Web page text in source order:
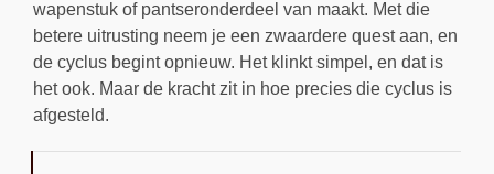
wapenstuk of pantseronderdeel van maakt. Met die
betere uitrusting neem je een zwaardere quest aan, en
de cyclus begint opnieuw. Het klinkt simpel, en dat is
het ook. Maar de kracht zit in hoe precies die cyclus is
afgesteld.